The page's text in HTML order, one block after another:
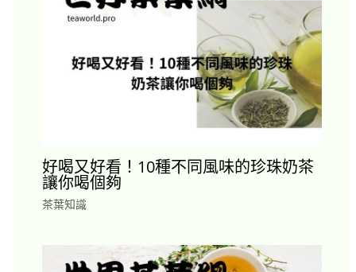
好喝又好看！10種不同風味的珍珠奶茶
讓你喝個夠
茶葉知識